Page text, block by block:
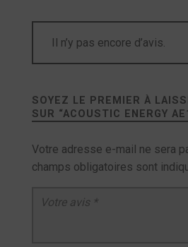
Il n’y pas encore d’avis.
SOYEZ LE PREMIER À
SUR “ACOUSTIC ENERGY
Votre adresse e-mail ne sera
champs obligatoires sont